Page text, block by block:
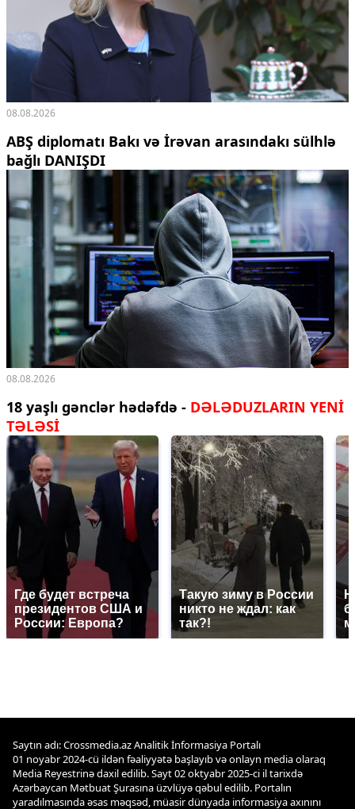
08.08.2026
ABŞ diplomatı Bakı və İrəvan arasındakı sülhlə
bağlı DANIŞDI
08.08.2026
18 yaşlı gənclər hədəfdə - DƏLƏDUZLARIN YENİ
TƏLƏSİ
Где будет встреча
президентов США и
России: Европа?
Такую зиму в России
никто не ждал: как
так?!
Saytın adı: Crossmedia.az Analitik İnformasiya Portalı
01 noyabr 2024-cü ildən fəaliyyətə başlayıb və onlayn media olaraq
Media Reyestrinə daxil edilib. Sayt 02 oktyabr 2025-ci il tarixdə
Azərbaycan Mətbuat Şurasına üzvlüyə qəbul edilib. Portalın
yaradılmasında əsas məqsəd, müasir dünyada informasiya axınını